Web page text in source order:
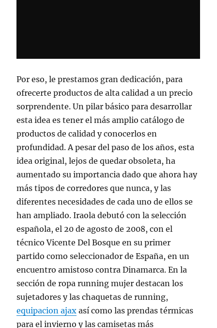
Por eso, le prestamos gran dedicación, para
ofrecerte productos de alta calidad a un precio
sorprendente. Un pilar básico para desarrollar
esta idea es tener el más amplio catálogo de
productos de calidad y conocerlos en
profundidad. A pesar del paso de los años, esta
idea original, lejos de quedar obsoleta, ha
aumentado su importancia dado que ahora hay
más tipos de corredores que nunca, y las
diferentes necesidades de cada uno de ellos se
han ampliado. Iraola debutó con la selección
española, el 20 de agosto de 2008, con el
técnico Vicente Del Bosque en su primer
partido como seleccionador de España, en un
encuentro amistoso contra Dinamarca. En la
sección de ropa running mujer destacan los
sujetadores y las chaquetas de running,
equipacion ajax así como las prendas térmicas
para el invierno y las camisetas más